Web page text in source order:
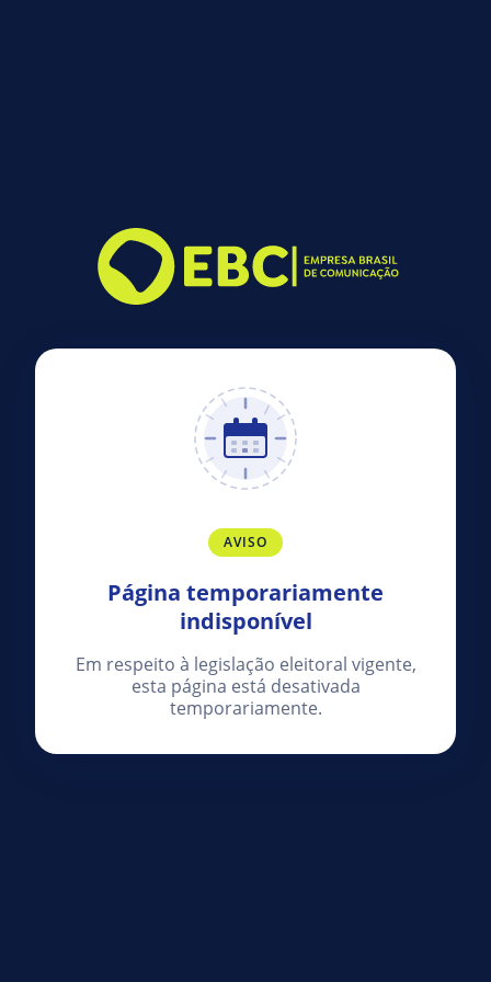
AVISO
Página temporariamente
indisponível
Em respeito à legislação eleitoral vigente,
esta página está desativada
temporariamente.